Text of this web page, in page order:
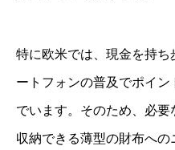
特に欧米では、現金を持
ートフォンの普及でポイ
でいます。そのため、必
収納できる薄型の財布への